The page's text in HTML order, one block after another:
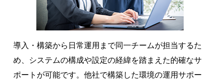
導入・構築から日常運用まで同一チームが担当するた
め、システムの構成や設定の経緯を踏まえた的確なサ
ポートが可能です。他社で構築した環境の運用サポー